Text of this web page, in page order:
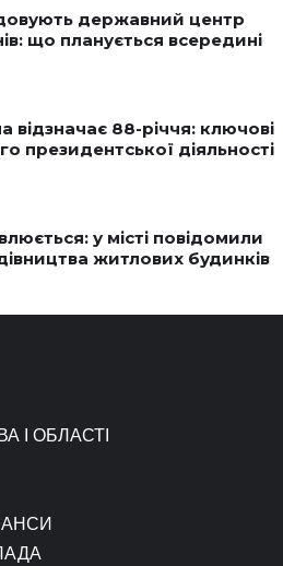
державний центр
що планується всередині
відзначає 88-річчя: ключові
президентської діяльності
у місті повідомили
житлових будинків
І ОБЛАСТІ